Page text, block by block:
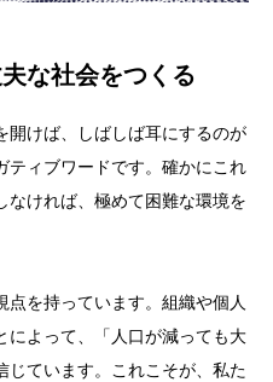
ートな社会をつくる
開けば、しばしば耳にするのが
ティブワードです。確かにこれ
なければ、極めて困難な環境を
点を持っています。組織や個人
によって、「人口が減っても大
じています。これこそが、私た